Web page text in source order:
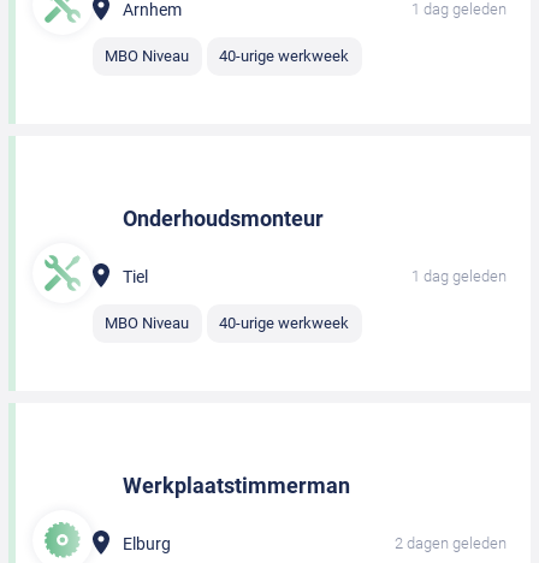
Arnhem 1 dag geleden
MBO Niveau 40-urige werkweek
Onderhoudsmonteur
Tiel 1 dag geleden
MBO Niveau 40-urige werkweek
Werkplaatstimmerman
Elburg 2 dagen geleden